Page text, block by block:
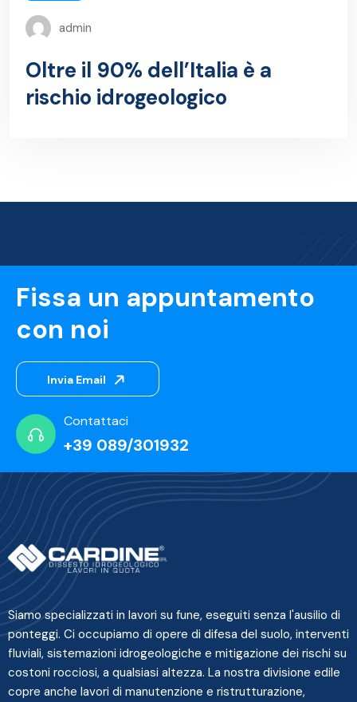
admin
Oltre il 90% dell’Italia è a
rischio idrogeologico
Fissa un appuntamento
con noi
Invia Email
Contattaci
+39 089/301932
Siamo specializzati in lavori su fune, eseguiti senza l'ausilio di
ponteggi. Ci occupiamo di opere di difesa del suolo, interventi
fluviali, sistemazioni idrogeologiche e mitigazione dei rischi su
costoni rocciosi, a qualsiasi altezza. La nostra divisione edile
copre anche lavori di manutenzione e ristrutturazione,